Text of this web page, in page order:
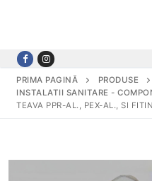
PRIMA PAGINĂ
PRODUSE
INSTALATII SANITARE -
TEAVA PPR-AL., PEX-AL., SI